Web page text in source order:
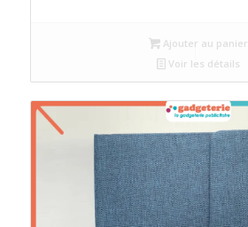
Ajouter au panier
Voir les détails